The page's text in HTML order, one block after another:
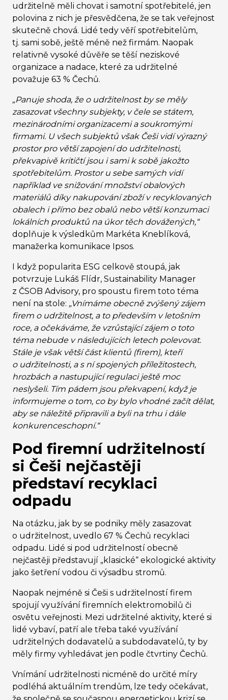
udržitelně měli chovat i samotní spotřebitelé, jen
polovina z nich je přesvědčena, že se tak veřejnost
skutečně chová. Lidé tedy věří spotřebitelům,
tj. sami sobě, ještě méně než firmám. Naopak
relativně vysoké důvěře se těší neziskové
organizace a nadace, které za udržitelné
považuje 63 % Čechů.
„Panuje shoda, že o udržitelnost by se měly
zasazovat všechny subjekty, v čele se státem,
mezinárodními organizacemi a soukromými
firmami. U všech subjektů však Češi vidí výrazný
prostor pro větší zapojení do udržitelnosti,
překvapivě kritičtí jsou i sami k sobě jakožto
spotřebitelům. Prostor u sebe samých vidí
například ve snižování množství obalových
materiálů díky nakupování zboží v recyklovaných
obalech i přímo bez obalů nebo větší konzumaci
lokálních produktů na úkor těch dovážených,“
doplňuje k výsledkům Markéta Kneblíková,
manažerka komunikace Ipsos.
I když popularita ESG celkově stoupá, jak
potvrzuje Lukáš Flídr, Sustainability Manager
z ČSOB Advisory, pro spoustu firem toto téma
není na stole: „Vnímáme obecně zvýšený zájem
firem o udržitelnost, a to především v letošním
roce, a očekáváme, že vzrůstající zájem o toto
téma nebude v následujících letech polevovat.
Stále je však větší část klientů (firem), kteří
o udržitelnosti, a s ní spojených příležitostech,
hrozbách a nastupující regulaci ještě moc
neslyšeli. Tím pádem jsou překvapení, když je
informujeme o tom, co by bylo vhodné začít dělat,
aby se náležitě připravili a byli na trhu i dále
konkurenceschopní.“
Pod firemní udržitelností
si Češi nejčastěji
představí recyklaci
odpadu
Na otázku, jak by se podniky měly zasazovat
o udržitelnost, uvedlo 67 % Čechů recyklaci
odpadu. Lidé si pod udržitelností obecně
nejčastěji představují „klasické“ ekologické aktivity
jako šetření vodou či výsadbu stromů.
Naopak nejméně si Češi s udržitelností firem
spojují využívání firemních elektromobilů či
osvětu veřejnosti. Mezi udržitelné aktivity, které si
lidé vybaví, patří ale třeba také využívání
udržitelných dodavatelů a subdodavatelů, ty by
měly firmy vyhledávat jen podle čtvrtiny Čechů.
Vnímání udržitelnosti nicméně do určité míry
podléhá aktuálním trendům, lze tedy očekávat,